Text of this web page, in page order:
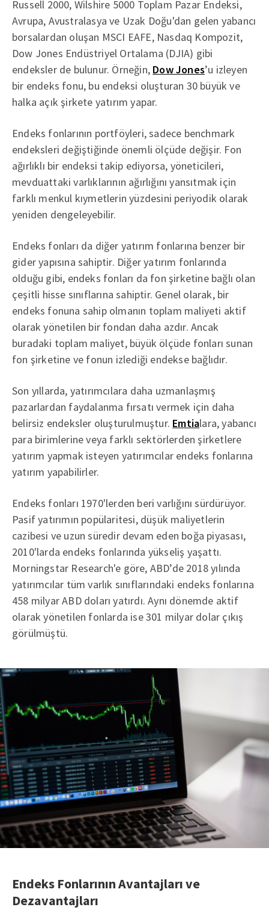
Russell 2000, Wilshire 5000 Toplam Pazar Endeksi,
Avrupa, Avustralasya ve Uzak Doğu'dan gelen yabancı
borsalardan oluşan MSCI EAFE, Nasdaq Kompozit,
Dow Jones Endüstriyel Ortalama (DJIA) gibi
endeksler de bulunur. Örneğin, Dow Jones’u izleyen
bir endeks fonu, bu endeksi oluşturan 30 büyük ve
halka açık şirkete yatırım yapar.
Endeks fonlarının portföyleri, sadece benchmark
endeksleri değiştiğinde önemli ölçüde değişir. Fon
ağırlıklı bir endeksi takip ediyorsa, yöneticileri,
mevduattaki varlıklarının ağırlığını yansıtmak için
farklı menkul kıymetlerin yüzdesini periyodik olarak
yeniden dengeleyebilir.
Endeks fonları da diğer yatırım fonlarına benzer bir
gider yapısına sahiptir. Diğer yatırım fonlarında
olduğu gibi, endeks fonları da fon şirketine bağlı olan
çeşitli hisse sınıflarına sahiptir. Genel olarak, bir
endeks fonuna sahip olmanın toplam maliyeti aktif
olarak yönetilen bir fondan daha azdır. Ancak
buradaki toplam maliyet, büyük ölçüde fonları sunan
fon şirketine ve fonun izlediği endekse bağlıdır.
Son yıllarda, yatırımcılara daha uzmanlaşmış
pazarlardan faydalanma fırsatı vermek için daha
belirsiz endeksler oluşturulmuştur. Emtialara, yabancı
para birimlerine veya farklı sektörlerden şirketlere
yatırım yapmak isteyen yatırımcılar endeks fonlarına
yatırım yapabilirler.
Endeks fonları 1970'lerden beri varlığını sürdürüyor.
Pasif yatırımın popülaritesi, düşük maliyetlerin
cazibesi ve uzun süredir devam eden boğa piyasası,
2010'larda endeks fonlarında yükseliş yaşattı.
Morningstar Research'e göre, ABD’de 2018 yılında
yatırımcılar tüm varlık sınıflarındaki endeks fonlarına
458 milyar ABD doları yatırdı. Aynı dönemde aktif
olarak yönetilen fonlarda ise 301 milyar dolar çıkış
görülmüştü.
Endeks Fonlarının Avantajları ve
Dezavantajları